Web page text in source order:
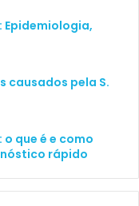
de asma
do SNC);
ansiedade);
Epidemiologia,
causados pela S.
que é e como
rápido